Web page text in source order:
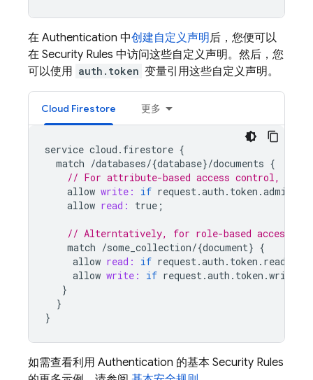
在 Authentication 中创建自定义声明后，您便可以
在 Security Rules 中访问这些自定义声明。然后，您
可以使用 auth.token 变量引用这些自定义声明。
Cloud Firestore 更多
service cloud . firestore {
match /databases/{database}/documents {
// For attribute-based access control,
allow write: if request.auth . token .admin
allow read: true ;
// Alterntatively, for role-based access,
match /some_collection/{document} {
allow read: if request.auth . token . reader
allow write: if request.auth . token .writer
}
}
}
如需查看利用 Authentication 的基本 Security Rules